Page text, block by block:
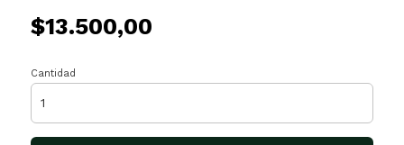
$13.500,00
Cantidad